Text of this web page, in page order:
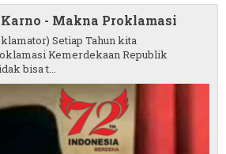
- Makna Proklamasi
Setiap Tahun kita
Kemerdekaan Republik
bisa t...